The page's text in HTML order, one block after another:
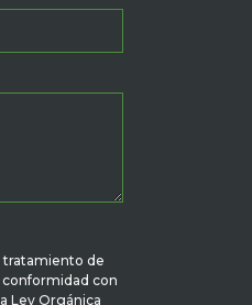
tratamiento de
conformidad con
Ley Orgánica